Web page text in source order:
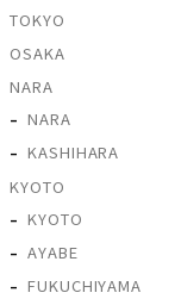
TOKYO
OSAKA
NARA
NARA
KASHIHARA
KYOTO
KYOTO
AYABE
FUKUCHIYAMA